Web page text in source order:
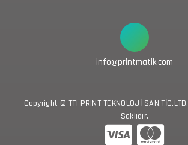
info@printmatik.com
Copyright © TTI PRINT TEKNOLOJİ
Saklıdır.